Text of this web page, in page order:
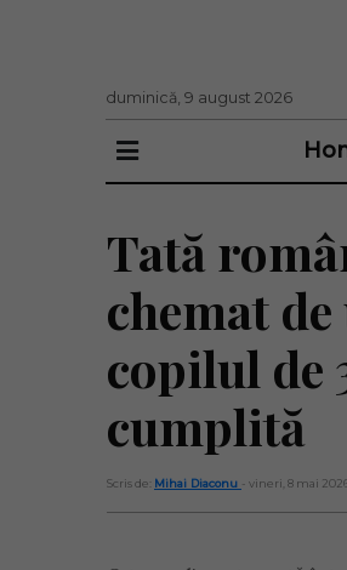
duminică, 9 august 2026
Tată
chemat
copilul de
cumplită
Scris de: Mihai Diaconu - vineri, 8 mai